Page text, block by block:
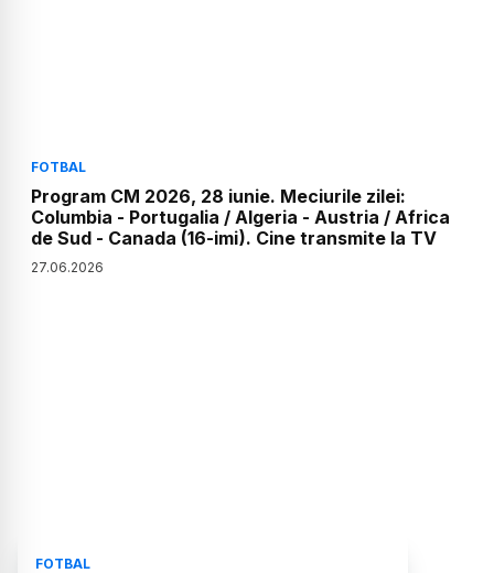
FOTBAL
Program CM 2026, 28 iunie. Meciurile zilei:
Columbia - Portugalia / Algeria - Austria / Africa
de Sud - Canada (16-imi). Cine transmite la TV
27.06.2026
FOTBAL